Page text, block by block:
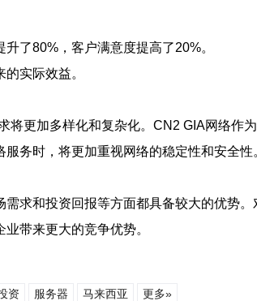
了80%，客户满意度提高了20%。
实际效益。
将更加多样化和复杂化。CN2 GIA网络作
务时，将更加重视网络的稳定性和安全性
求和投资回报等方面都具备较大的优势
带来更大的竞争优势。
资 服务器 马来西亚 更多»